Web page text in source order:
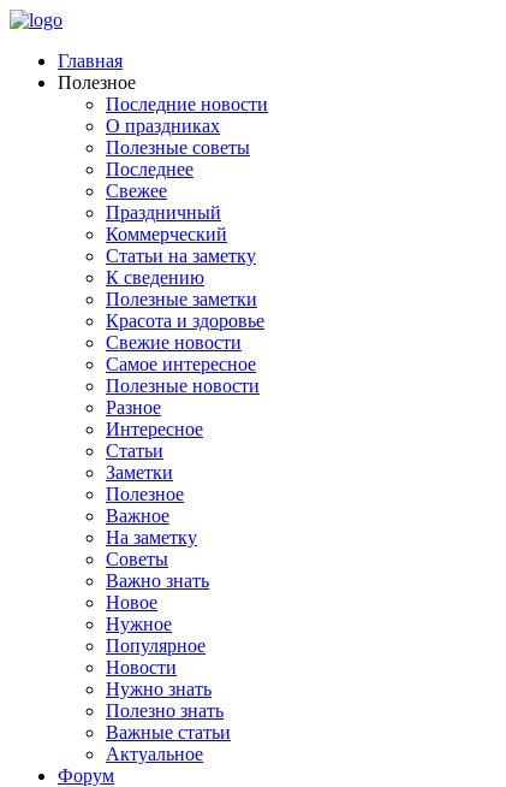
Главная
Полезное
Последние новости
О праздниках
Полезные советы
Последнее
Свежее
Праздничный
Коммерческий
Статьи на заметку
К сведению
Полезные заметки
Красота и здоровье
Свежие новости
Самое интересное
Полезные новости
Разное
Интересное
Статьи
Заметки
Полезное
Важное
На заметку
Советы
Важно знать
Новое
Нужное
Популярное
Новости
Нужно знать
Полезно знать
Важные статьи
Актуальное
Форум